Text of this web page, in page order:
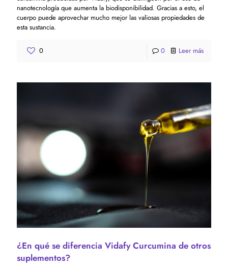
nanotecnología que aumenta la biodisponibilidad. Gracias a esto, el
cuerpo puede aprovechar mucho mejor las valiosas propiedades de
esta sustancia.
0 0 Leer más
¿En qué se diferencia Vidafy Curcumina de otros
suplementos?